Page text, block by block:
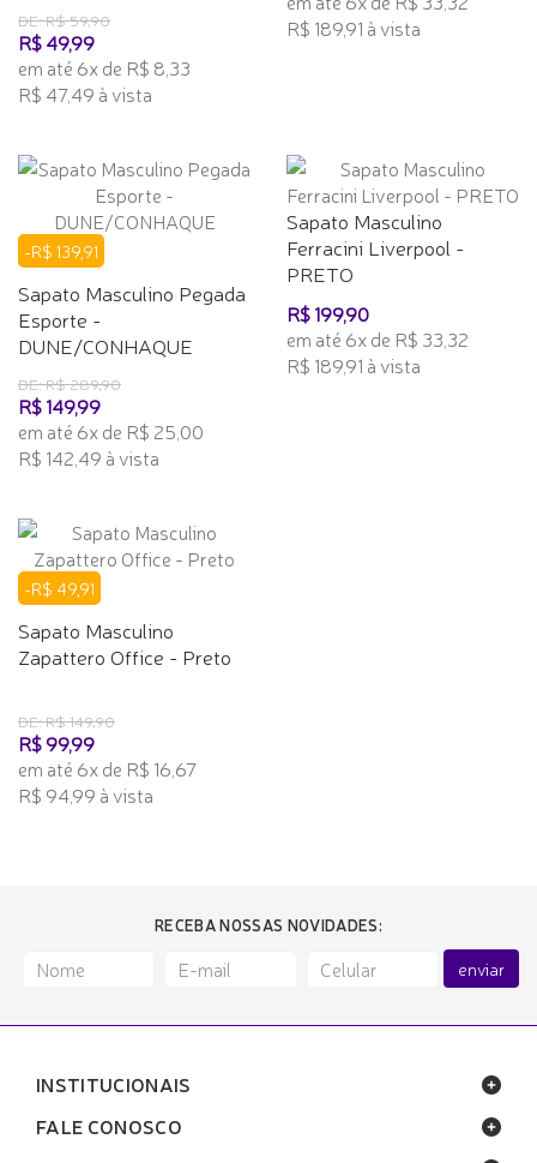
DE: R$ 59,90
R$ 49,99
em até 6x de R$ 8,33
R$ 47,49 à vista
R$ 189,91 à vista
-R$ 139,91
Sapato Masculino Pegada
Esporte -
DUNE/CONHAQUE
DE: R$ 289,90
R$ 149,99
em até 6x de R$ 25,00
R$ 142,49 à vista
Sapato Masculino
Ferracini Liverpool -
PRETO
R$ 199,90
em até 6x de R$ 33,32
R$ 189,91 à vista
-R$ 49,91
Sapato Masculino
Zapattero Office - Preto
DE: R$ 149,90
R$ 99,99
em até 6x de R$ 16,67
R$ 94,99 à vista
RECEBA NOSSAS NOVIDADES:
enviar
INSTITUCIONAIS
FALE CONOSCO